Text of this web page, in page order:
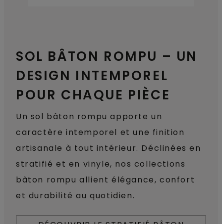
SOL BÂTON ROMPU – UN
DESIGN INTEMPOREL
POUR CHAQUE PIÈCE
Un sol bâton rompu apporte un
caractère intemporel et une finition
artisanale à tout intérieur. Déclinées en
stratifié et en vinyle, nos collections
bâton rompu allient élégance, confort
et durabilité au quotidien.